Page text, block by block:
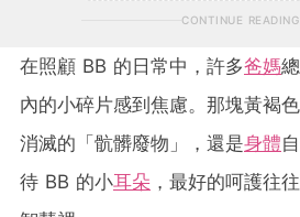
CONTINUE READING
在照顧 BB 的日常中，許多爸媽
內的小碎片感到焦慮。那塊黃褐
消滅的「骯髒廢物」，還是身體
待 BB 的小耳朵 ，最好的呵護往